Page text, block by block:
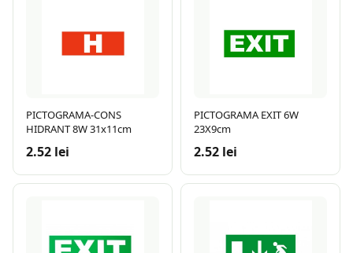
PICTOGRAMA-CONS
HIDRANT 8W 31x11cm
2.52 lei
PICTOGRAMA EXIT 6W
23X9cm
2.52 lei